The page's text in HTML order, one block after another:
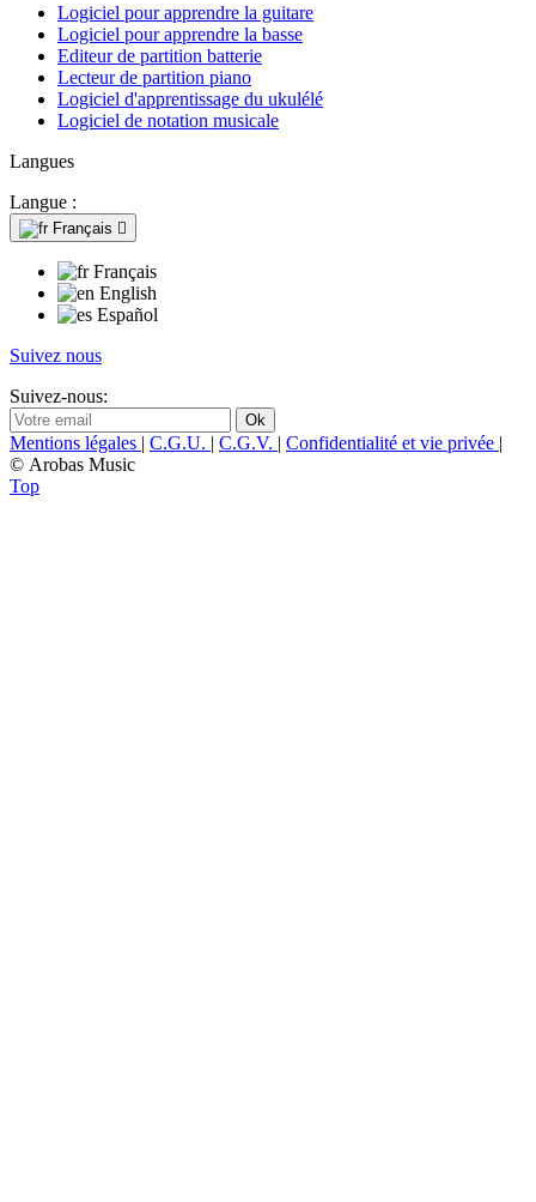
Logiciel pour apprendre la guitare
Logiciel pour apprendre la basse
Editeur de partition batterie
Lecteur de partition piano
Logiciel d'apprentissage du ukulélé
Logiciel de notation musicale
Langues
Langue :
Français 
Français
English
Español
Suivez nous
Suivez-nous:
Mentions légales | C.G.U. | C.G.V. | Confidentialité et vie privée |
© Arobas Music
Top